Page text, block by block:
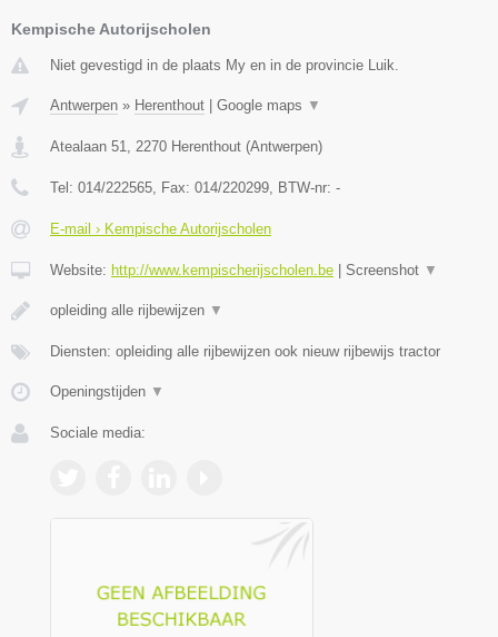
Kempische Autorijscholen
Niet gevestigd in de plaats My en in de provincie Luik.
Antwerpen » Herenthout | Google maps ▼
Atealaan 51 2270 Herenthout (Antwerpen)
Tel: 014/222565 , Fax: 014/220299 , BTW-nr: -
E-mail › Kempische Autorijscholen
Website: http://www.kempischerijscholen.be | Screenshot ▼
opleiding alle rijbewijzen ▼
Diensten: opleiding alle rijbewijzen ook nieuw rijbewijs tractor
Openingstijden ▼
Sociale media: